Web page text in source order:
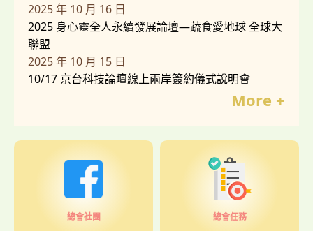
2025 年 10 月 16 日
2025 身心靈全人永續發展論壇—蔬食愛地球 全球大
聯盟
2025 年 10 月 15 日
10/17 京台科技論壇線上兩岸簽約儀式說明會
More +
總會社團 總會任務